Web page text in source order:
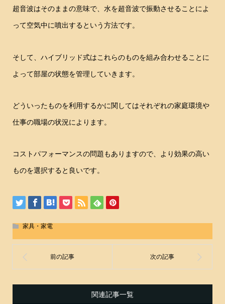
超音波はそのままの意味で、水を超音波で振動させることによ
って空気中に噴出するという方法です。
そして、ハイブリッド式はこれらのものを組み合わせることに
よって部屋の状態を管理していきます。
どういったものを利用するかに関してはそれぞれの家庭環境や
仕事の職場の状況によります。
コストパフォーマンスの問題もありますので、より効果の高い
ものを選択すると良いです。
家具・家電
関連記事一覧